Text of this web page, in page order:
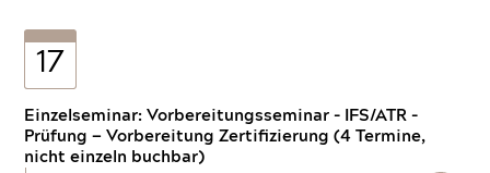
17
Einzelseminar: Vorbereitungsseminar - IFS/ATR -
Prüfung — Vorbereitung Zertifizierung (4 Termine,
nicht einzeln buchbar)